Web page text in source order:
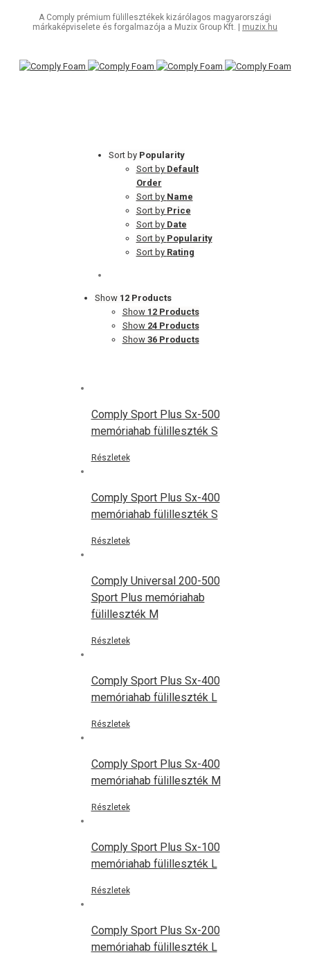
A Comply prémium fülillesztékek kizárólagos magyarországi
márkaképviselete és forgalmazója a Muzix Group Kft. | muzix.hu
Sort by Popularity
Sort by Default
Order
Sort by Name
Sort by Price
Sort by Date
Sort by Popularity
Sort by Rating
Show 12 Products
Show 12 Products
Show 24 Products
Show 36 Products
Comply Sport Plus Sx-500
memóriahab fülilleszték S
Részletek
Comply Sport Plus Sx-400
memóriahab fülilleszték S
Részletek
Comply Universal 200-500
Sport Plus memóriahab
fülilleszték M
Részletek
Comply Sport Plus Sx-400
memóriahab fülilleszték L
Részletek
Comply Sport Plus Sx-400
memóriahab fülilleszték M
Részletek
Comply Sport Plus Sx-100
memóriahab fülilleszték L
Részletek
Comply Sport Plus Sx-200
memóriahab fülilleszték L